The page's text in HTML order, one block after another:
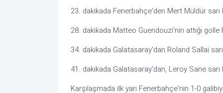
23. dakikada Fenerbahçe'den Mert Müldür
28. dakikada Matteo Guendouzi'nin attığı
34. dakikada Galatasaray'dan Roland Sallai
41. dakikada Galatasaray'dan, Leroy Sane
Karşılaşmada ilk yarı Fenerbahçe'nin 1-0